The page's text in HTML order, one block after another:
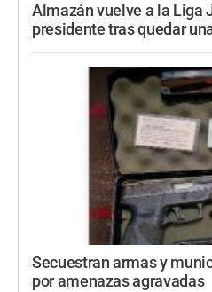
Almazán vuelve a la Liga
presidente tras quedar
Secuestran armas y
por amenazas agravadas